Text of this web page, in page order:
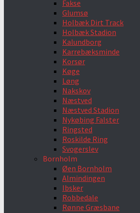
Fakse
Glumsø
Holbæk Dirt Track
Holbæk Stadion
Kalundborg
Karrebæksminde
Korsør
Køge
Løng
Nakskov
Næstved
Næstved Stadion
Nykøbing Falster
Ringsted
Roskilde Ring
Svogerslev
Bornholm
Øen Bornholm
Almindingen
Ibsker
Robbedale
Rønne Græsbane